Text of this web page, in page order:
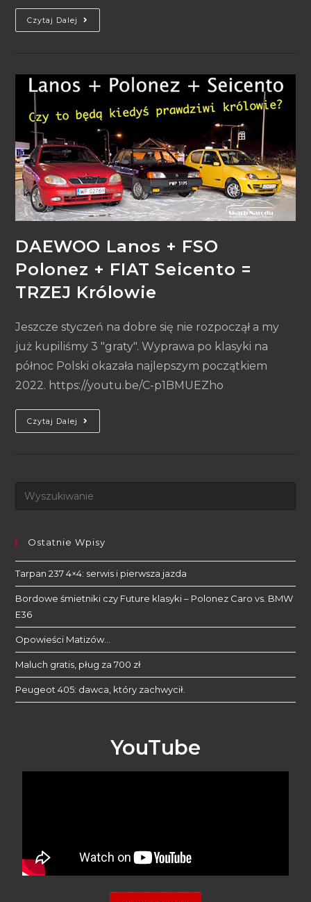
Czytaj Dalej
DAEWOO Lanos + FSO
Polonez + FIAT Seicento =
TRZEJ Królowie
Jeszcze styczeń na dobre się nie rozpoczął a my
już kupiliśmy 3 "graty". Wyprawa po klasyki na
północ Polski okazała najlepszym początkiem
2022. https://youtu.be/C-p1BMUEZho
Czytaj Dalej
Ostatnie Wpisy
Tarpan 237 4×4: serwis i pierwsza jazda
Bordowe śmietniki czy Future klasyki – Polonez Caro vs. BMW
E36
Opowieści Matizów…
Maluch gratis, pług za 700 zł
Peugeot 405: dawca, który zachwycił.
YouTube